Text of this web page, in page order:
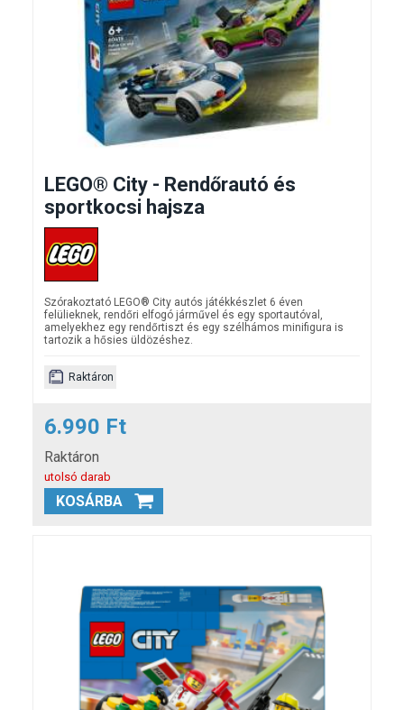
LEGO® City - Rendőrautó és
sportkocsi hajsza
Szórakoztató LEGO® City autós játékkészlet 6 éven
felülieknek, rendőri elfogó járművel és egy sportautóval,
amelyekhez egy rendőrtiszt és egy szélhámos minifigura is
tartozik a hősies üldözéshez.
Raktáron
6.990 Ft
Raktáron
utolsó darab
KOSÁRBA